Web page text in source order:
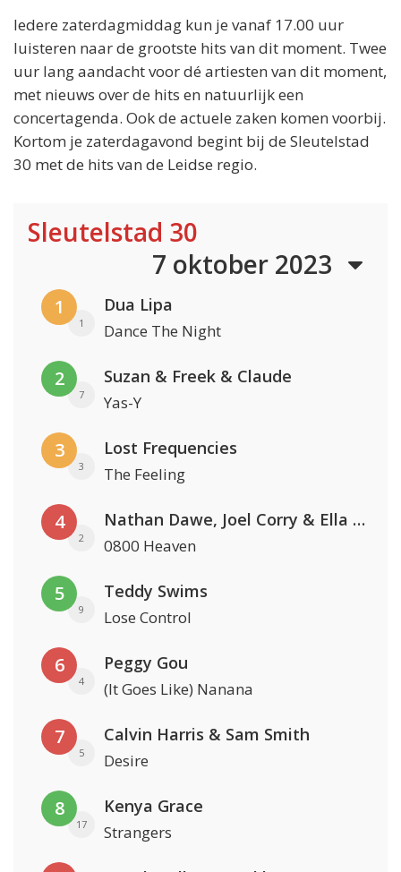
Iedere zaterdagmiddag kun je vanaf 17.00 uur
luisteren naar de grootste hits van dit moment. Twee
uur lang aandacht voor dé artiesten van dit moment,
met nieuws over de hits en natuurlijk een
concertagenda. Ook de actuele zaken komen voorbij.
Kortom je zaterdagavond begint bij de Sleutelstad
30 met de hits van de Leidse regio.
Sleutelstad 30
7 oktober 2023
1
1
Dua Lipa
Dance The Night
2
7
Suzan & Freek & Claude
Yas-Y
3
3
Lost Frequencies
The Feeling
4
2
Nathan Dawe, Joel Corry & Ella Henderson
0800 Heaven
5
9
Teddy Swims
Lose Control
6
4
Peggy Gou
(It Goes Like) Nanana
7
5
Calvin Harris & Sam Smith
Desire
8
17
Kenya Grace
Strangers